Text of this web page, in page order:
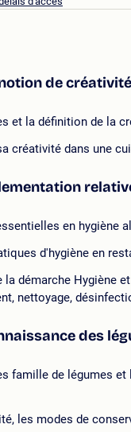
de
et la définition de la
créativité dans une
en hygiène
d'hygiène en
la démarche Hygiène
nettoyage,
des
famille de légumes
les modes de